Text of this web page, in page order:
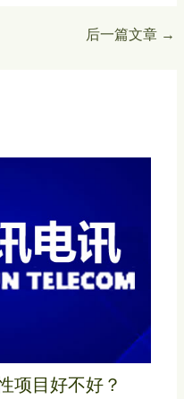
后一篇文章 →
项目好不好？